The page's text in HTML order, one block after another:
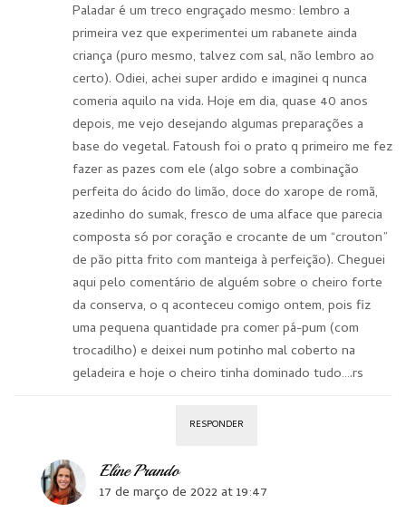
Paladar é um treco engraçado mesmo: lembro a
primeira vez que experimentei um rabanete ainda
criança (puro mesmo, talvez com sal, não lembro ao
certo). Odiei, achei super ardido e imaginei q nunca
comeria aquilo na vida. Hoje em dia, quase 40 anos
depois, me vejo desejando algumas preparações a
base do vegetal. Fatoush foi o prato q primeiro me fez
fazer as pazes com ele (algo sobre a combinação
perfeita do ácido do limão, doce do xarope de romã,
azedinho do sumak, fresco de uma alface que parecia
composta só por coração e crocante de um “crouton”
de pão pitta frito com manteiga à perfeição). Cheguei
aqui pelo comentário de alguém sobre o cheiro forte
da conserva, o q aconteceu comigo ontem, pois fiz
uma pequena quantidade pra comer pá-pum (com
trocadilho) e deixei num potinho mal coberto na
geladeira e hoje o cheiro tinha dominado tudo….rs
RESPONDER
Eline Prando
17 de março de 2022 at 19:47